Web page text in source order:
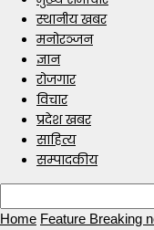
स्थानीय खबर
मनोरञ्जन
ज्ञान
रोजगार
विचार
प्रदेश खबर
साहित्य
सम्पादकीय
Home Feature Breaking